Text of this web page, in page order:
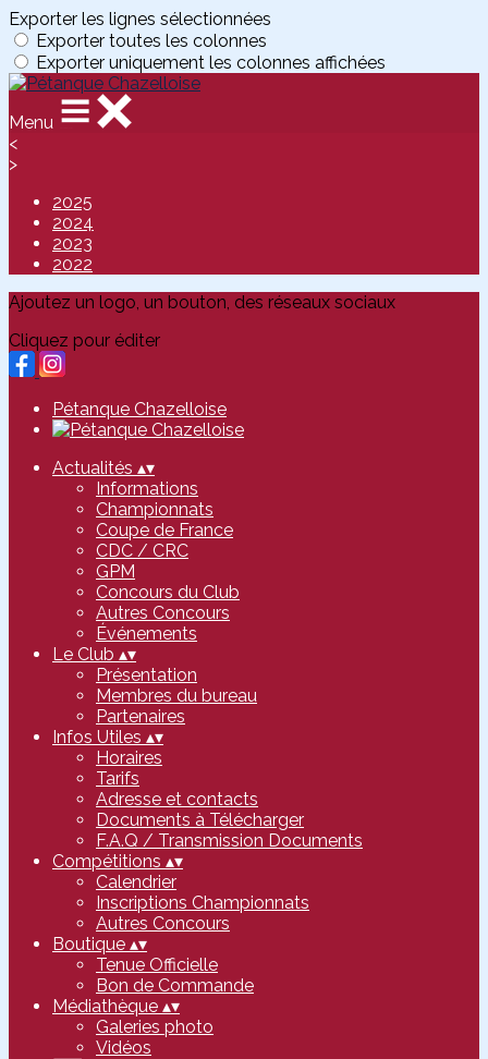
Exporter les lignes sélectionnées
Exporter toutes les colonnes
Exporter uniquement les colonnes affichées
Menu
<
>
2025
2024
2023
2022
Ajoutez un logo, un bouton, des réseaux sociaux
Cliquez pour éditer
Pétanque Chazelloise
Actualités ▴▾
Informations
Championnats
Coupe de France
CDC / CRC
GPM
Concours du Club
Autres Concours
Événements
Le Club ▴▾
Présentation
Membres du bureau
Partenaires
Infos Utiles ▴▾
Horaires
Tarifs
Adresse et contacts
Documents à Télécharger
F.A.Q / Transmission Documents
Compétitions ▴▾
Calendrier
Inscriptions Championnats
Autres Concours
Boutique ▴▾
Tenue Officielle
Bon de Commande
Médiathèque ▴▾
Galeries photo
Vidéos